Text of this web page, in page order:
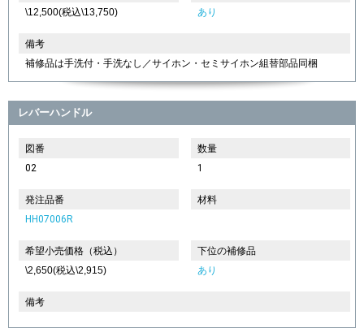
\12,500(税込\13,750)
あり
備考
補修品は手洗付・手洗なし／サイホン・セミサイホン組替部品同梱
レバーハンドル
図番
02
数量
1
発注品番
HH07006R
材料
希望小売価格（税込）
\2,650(税込\2,915)
下位の補修品
あり
備考